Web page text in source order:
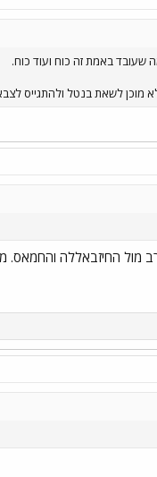
שעובד באמת זה כוח ועוד כוח.
מול החיזבאללה